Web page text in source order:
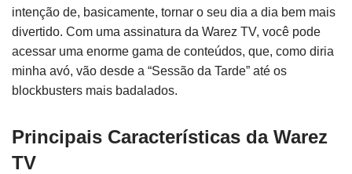
intenção de, basicamente, tornar o seu dia a dia bem mais
divertido. Com uma assinatura da Warez TV, você pode
acessar uma enorme gama de conteúdos, que, como diria
minha avó, vão desde a “Sessão da Tarde” até os
blockbusters mais badalados.
Principais Características da Warez
TV